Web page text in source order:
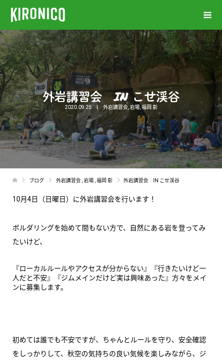
外岩講習会 IN こせ渓谷
2020.09.25 外岩講習会, 岩場,福岡 彰
ブログ 外岩講習会 岩場 福岡 彰 外岩講習会 IN こせ渓谷
10月4日（日曜日）に外岩講習会を行います！
ボルダリングを始めて間もない方で、自然にある岩を登ってみ
たいけど、
『ローカルルールやアクセスが分からない』『行きたいけど一
人だと不安』『ジムメインだけど実は興味あった』方々をメイ
ンに募集します。
初めては誰でも不安ですが、ちゃんとルールを守り、安全確認
をしっかりして、秋空の気持ちの良い気候を楽しみながら、ジ